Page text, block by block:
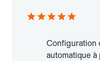
Configuration
automatique